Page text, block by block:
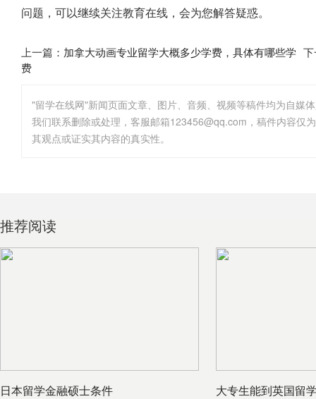
问题，可以继续关注教育在线，会为您解答疑惑。
上一篇： 加拿大动画专业留学大概多少学费，具体有哪些学
费
"留学在线网"新闻页面文章、图片、音频、视频等稿件均为自媒
其观点或证实其内容的真实性。
推荐阅读
日本留学金融硕士条件
大专生能到英国留